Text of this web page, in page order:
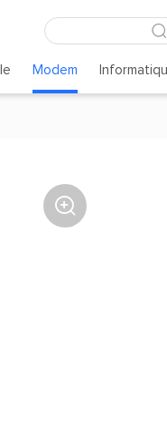
Modem
